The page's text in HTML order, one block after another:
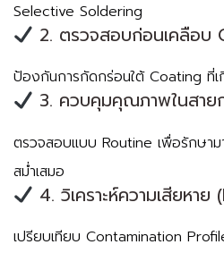
Selective Soldering
2. ตรวจสอบก่อนเคลือ
ป้องกันการกัดกร่อนใต้ Coating ที่
3. ควบคุมคุณภาพในสาย
ตรวจสอบแบบ Routine เพื่อรักษาม
สม่ำเสมอ
4. วิเคราะห์ความเสียหา
เปรียบเทียบ Contamination